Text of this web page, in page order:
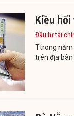
Kiều hối
Đầu tư tài
Ttrong năm
trên địa bàn